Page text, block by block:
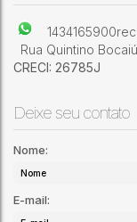
1434165900
Rua Quintino
CRECI: 26785J
Deixe seu contato
Nome:
E-mail: